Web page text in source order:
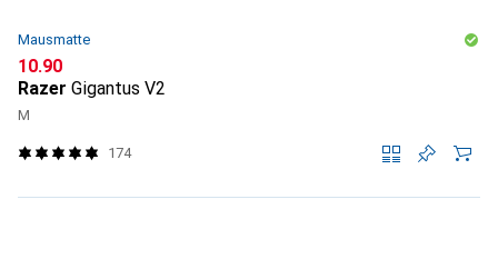
Mausmatte
CHF
10.90
Razer Gigantus V2
M
174